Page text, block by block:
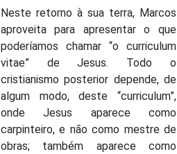
Neste retorno à sua terra, Marcos
aproveita para apresentar o que
poderíamos chamar “o curriculum
vitae” de Jesus. Todo o
cristianismo posterior depende, de
algum modo, deste “curriculum”,
onde Jesus aparece como
carpinteiro, e não como mestre de
obras; também aparece como